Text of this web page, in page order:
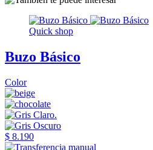
Quick shop
Buzo Básico
Color
$ 8.190